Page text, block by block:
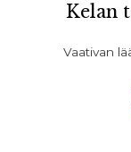
Kelan
Vaativan